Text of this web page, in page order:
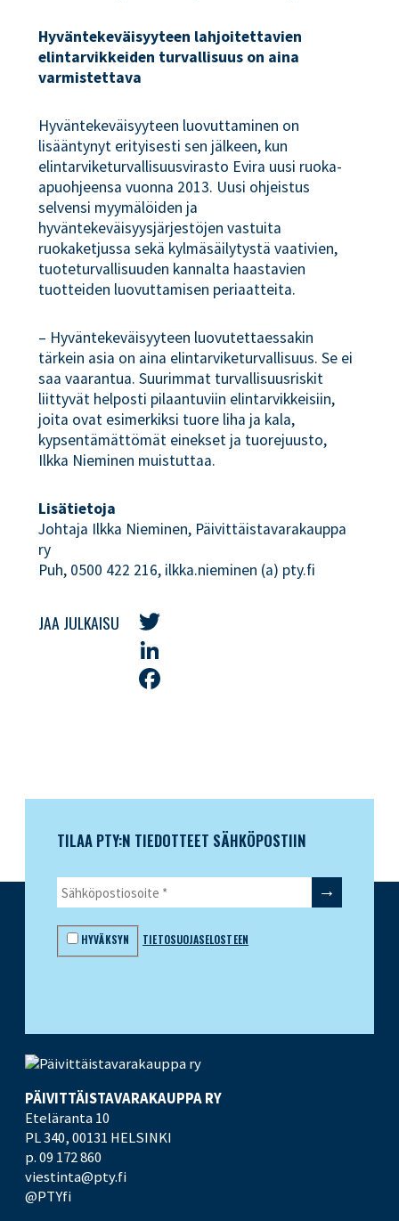
Hyväntekeväisyyteen lahjoitettavien
elintarvikkeiden turvallisuus on aina
varmistettava
Hyväntekeväisyyteen luovuttaminen on
lisääntynyt erityisesti sen jälkeen, kun
elintarviketurvallisuusvirasto Evira uusi ruoka-
apuohjeensa vuonna 2013. Uusi ohjeistus
selvensi myymälöiden ja
hyväntekeväisyysjärjestöjen vastuita
ruokaketjussa sekä kylmäsäilytystä vaativien,
tuoteturvallisuuden kannalta haastavien
tuotteiden luovuttamisen periaatteita.
– Hyväntekeväisyyteen luovutettaessakin
tärkein asia on aina elintarviketurvallisuus. Se ei
saa vaarantua. Suurimmat turvallisuusriskit
liittyvät helposti pilaantuviin elintarvikkeisiin,
joita ovat esimerkiksi tuore liha ja kala,
kypsentämättömät einekset ja tuorejuusto,
Ilkka Nieminen muistuttaa.
Lisätietoja
Johtaja Ilkka Nieminen, Päivittäistavarakauppa
ry
Puh, 0500 422 216, ilkka.nieminen (a) pty.fi
JAA JULKAISU
Twitter
LinkedIn
TILAA PTY:N TIEDOTTEET SÄHKÖPOSTIIN
HYVÄKSYN TIETOSUOJASELOSTEEN
PÄIVITTÄISTAVARA­KAUPPA RY
Eteläranta 10
PL 340,00131 HELSINKI
p. 09 172 860
viestinta@pty.fi
@PTYfi